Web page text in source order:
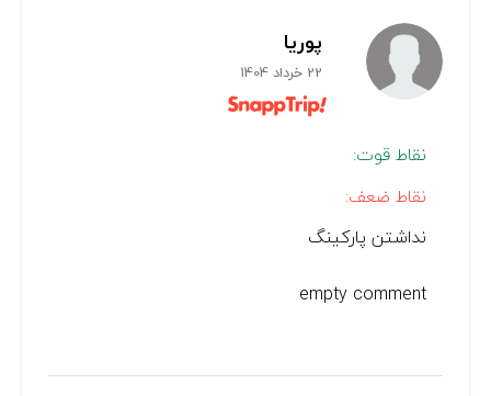
پوریا
22 خرداد 1404
نقاط قوت:
نقاط ضعف:
نداشتن پارکینگ
empty comment